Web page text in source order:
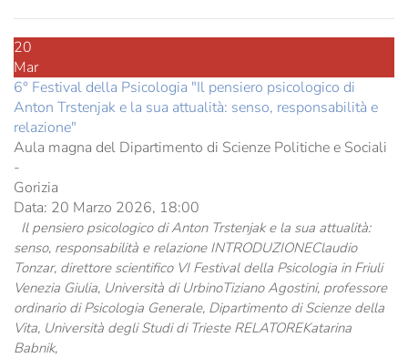
20
Mar
6° Festival della Psicologia "Il pensiero psicologico di
Anton Trstenjak e la sua attualità: senso, responsabilità e
relazione"
Aula magna del Dipartimento di Scienze Politiche e Sociali
-
Gorizia
Data: 20 Marzo 2026, 18:00
Il pensiero psicologico di Anton Trstenjak e la sua attualità:
senso, responsabilità e relazione INTRODUZIONEClaudio
Tonzar, direttore scientifico VI Festival della Psicologia in Friuli
Venezia Giulia, Università di UrbinoTiziano Agostini, professore
ordinario di Psicologia Generale, Dipartimento di Scienze della
Vita, Università degli Studi di Trieste RELATOREKatarina
Babnik,